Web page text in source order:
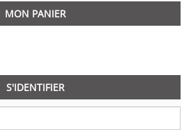
MON PANIER
S'IDENTIFIER